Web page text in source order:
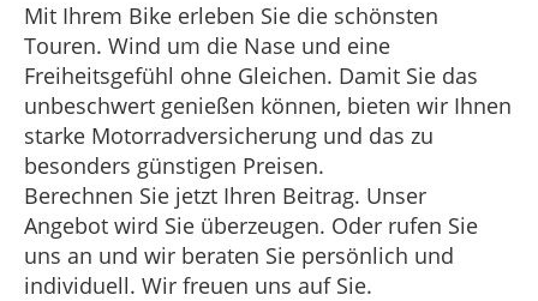
Mit Ihrem Bike erleben Sie die schönsten
Touren. Wind um die Nase und eine
Freiheitsgefühl ohne Gleichen. Damit Sie das
unbeschwert genießen können, bieten wir Ihnen
starke Motorradversicherung und das zu
besonders günstigen Preisen.
Berechnen Sie jetzt Ihren Beitrag. Unser
Angebot wird Sie überzeugen. Oder rufen Sie
uns an und wir beraten Sie persönlich und
individuell. Wir freuen uns auf Sie.